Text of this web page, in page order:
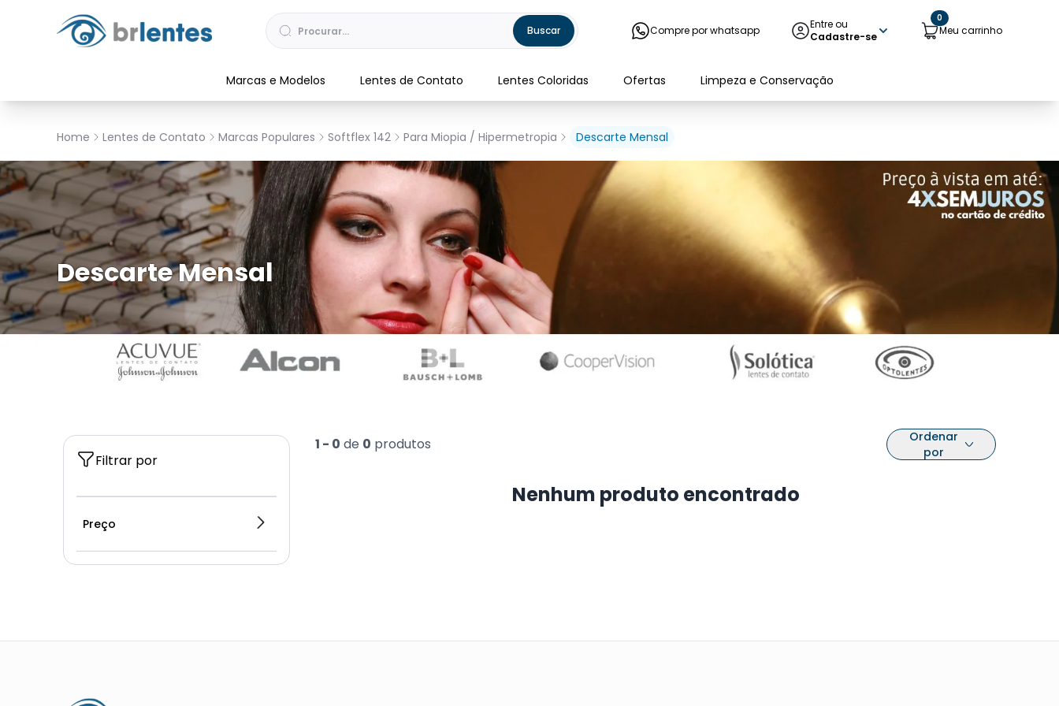
Buscar Compre por whatsapp
Entre ou
Cadastre-se
0
Meu carrinho
Marcas e Modelos Lentes de Contato Lentes Coloridas Ofertas Limpeza e Conservação
Home Lentes de Contato Marcas Populares Softflex 142 Para Miopia / Hipermetropia Descarte Mensal
Descarte Mensal
Filtrar por
Preço
1 - 0 de 0 produtos
Ordenar
por
Nenhum produto encontrado